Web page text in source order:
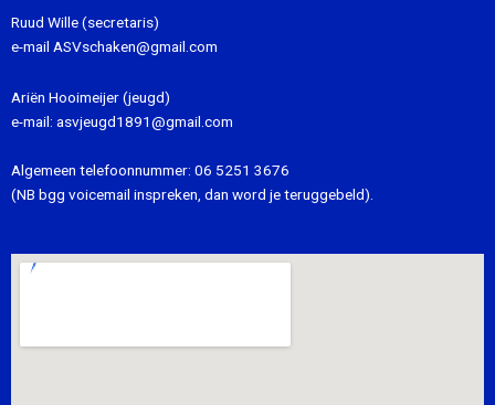
Ruud Wille (secretaris)
e-mail ASVschaken@gmail.com
Ariën Hooimeijer (jeugd)
e-mail: asvjeugd1891@gmail.com
Algemeen telefoonnummer: 06 5251 3676
(NB bgg voicemail inspreken, dan word je teruggebeld).